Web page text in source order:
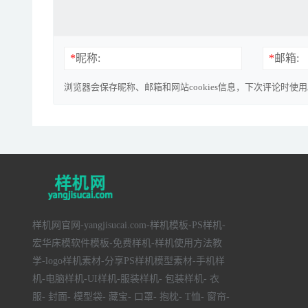
*昵称: *邮箱:
浏览器会保存昵称、邮箱和网站cookies信息，下次评论时使用
样机网官网-yangjisucai.com-样机模板-PS样机-
宏华床模软件模板-免费样机-样机使用方法教
学-logo样机素材-分享PS样机模型素材-手机样
机-电脑样机-UI样机-服装样机- 包装样机- 衣
服- 封面- 模型袋- 藏宝- 口罩- 抱枕- T恤- 窗帘-